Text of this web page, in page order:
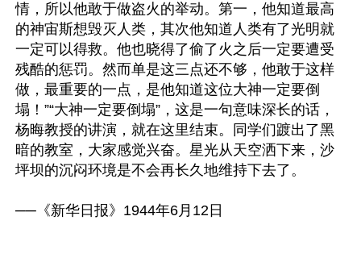
情，所以他敢于做盗火的举动。第一，他知道最高
的神宙斯想毁灭人类，其次他知道人类有了光明就
一定可以得救。他也晓得了偷了火之后一定要遭受
残酷的惩罚。然而单是这三点还不够，他敢于这样
做，最重要的一点，是他知道这位大神一定要倒
塌！”“大神一定要倒塌”，这是一句意味深长的话，
杨晦教授的讲演，就在这里结束。同学们踱出了黑
暗的教室，大家感觉兴奋。星光从天空洒下来，沙
坪坝的沉闷环境是不会再长久地维持下去了。
──《新华日报》1944年6月12日